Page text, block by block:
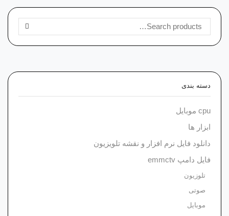
جستجو برای: SEARCH
دسته‌ بندی
cpu موبایل
ابزار ها
دانلود فایل نرم افزار و نقشه تلویزیون
فایل دامپ emmctv
تلوزیون
صوتی
موبایل